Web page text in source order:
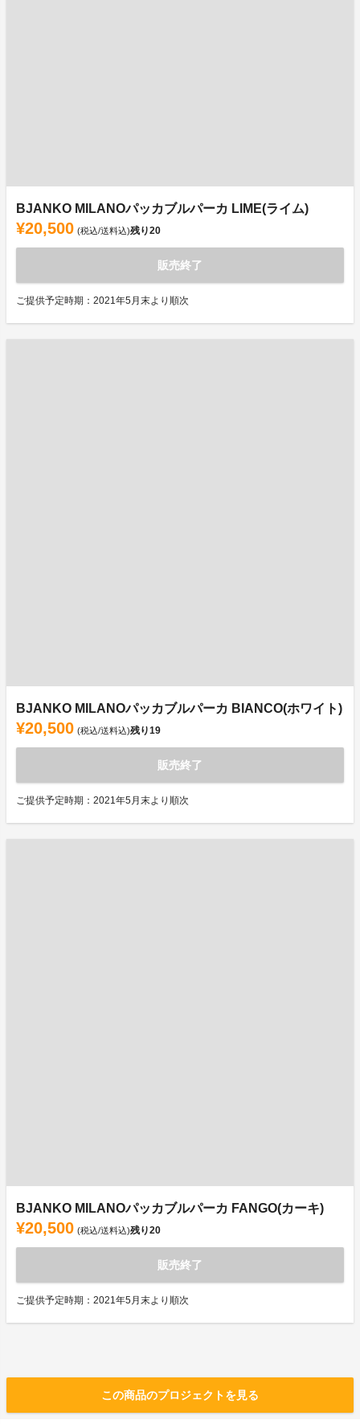
BJANKO MILANOパッカブルパーカ LIME(ライム)
¥20,500 (税込/送料込)残り20
販売終了
ご提供予定時期：2021年5月末より順次
BJANKO MILANOパッカブルパーカ BIANCO(ホワイト)
¥20,500 (税込/送料込)残り19
販売終了
ご提供予定時期：2021年5月末より順次
BJANKO MILANOパッカブルパーカ FANGO(カーキ)
¥20,500 (税込/送料込)残り20
販売終了
ご提供予定時期：2021年5月末より順次
この商品のプロジェクトを見る